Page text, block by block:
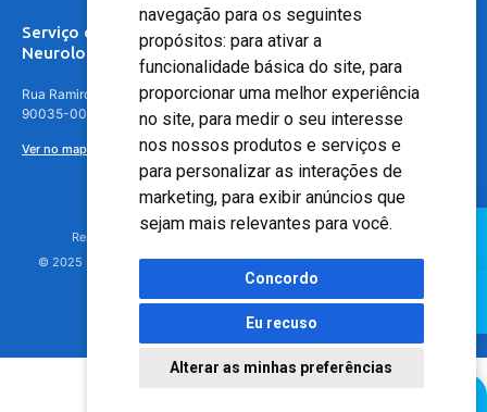
navegação para os seguintes
propósitos: para ativar a
funcionalidade básica do site, para
proporcionar uma melhor experiência
no site, para medir o seu interesse
nos nossos produtos e serviços e
para personalizar as interações de
marketing, para exibir anúncios que
sejam mais relevantes para você.
Concordo
Eu recuso
Alterar as minhas preferências
Serviço de
Neurologia
Rua Ramiro Barcelos, 630 – 5º andar – Floresta, Porto Alegre – RS,
90035-001
Ver no mapa
Responsável Técnico: Dr. Luiz Antonio Nasi - CREMERS 11217
© 2025 - Hospital Moinhos de Vento - Registro Empresa (CRM-RS): 425